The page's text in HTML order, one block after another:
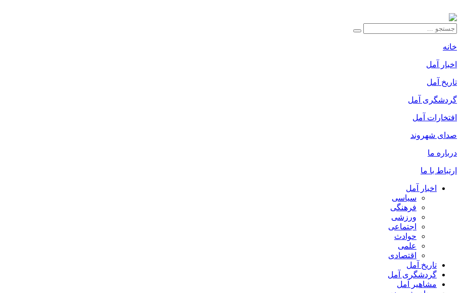
خانه
اخبار آمل
تاریخ آمل
گردشگری آمل
افتخارات آمل
صدای شهروند
درباره ما
ارتباط با ما
اخبار آمل
سیاسی
فرهنگی
ورزشی
اجتماعی
حوادث
علمی
اقتصادی
تاریخ آمل
گردشگری آمل
مشاهیر آمل